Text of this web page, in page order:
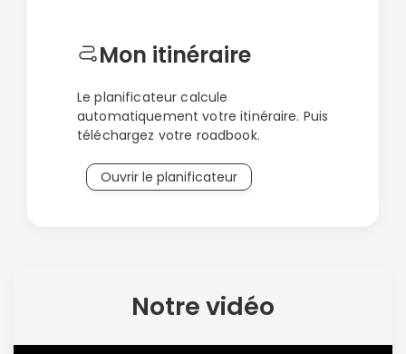
Mon itinéraire
Le planificateur calcule
automatiquement votre itinéraire. Puis
téléchargez votre roadbook.
Ouvrir le planificateur
Notre vidéo